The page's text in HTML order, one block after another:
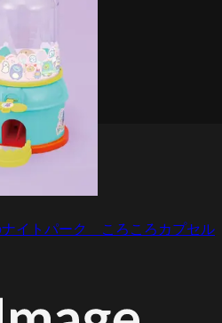
イトパーク ころころカプセル